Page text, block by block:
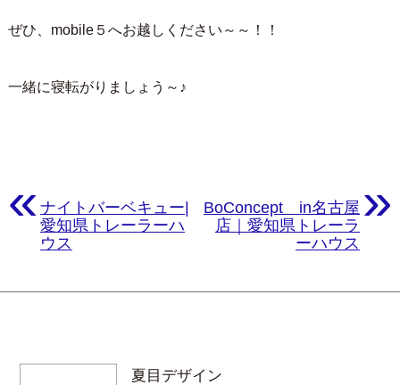
ぜひ、mobile５へお越しください～～！！
一緒に寝転がりましょう～♪
« ナイトバーベキュー|
愛知県トレーラーハ
ウス
BoConcept in名古屋
店｜愛知県トレーラ
ーハウス
»
夏目デザイン